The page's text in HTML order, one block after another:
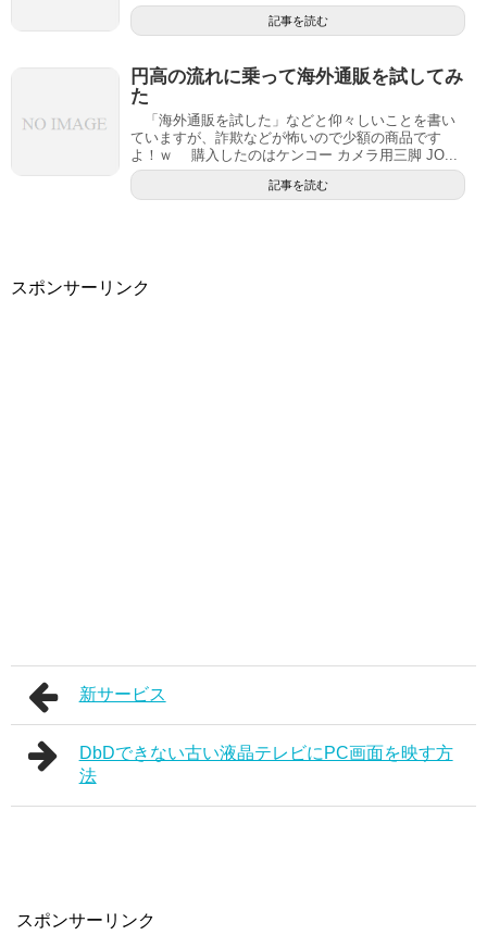
記事を読む
円高の流れに乗って海外通販を試してみ
た
「海外通販を試した」などと仰々しいことを書い
ていますが、詐欺などが怖いので少額の商品です
よ！ｗ 購入したのはケンコー カメラ用三脚 JO...
記事を読む
スポンサーリンク
新サービス
DbDできない古い液晶テレビにPC画面を映す方
法
スポンサーリンク